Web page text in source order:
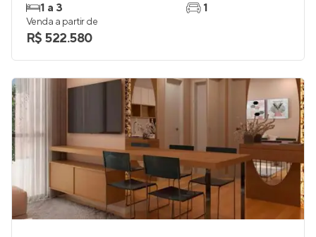
1 a 3
1
Venda a partir de
R$ 522.580